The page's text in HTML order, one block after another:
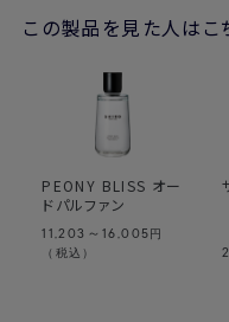
オードパルファンは、
→未開封の状態で3年
変質を防ぐため、開封
高温・多湿な場所を避
国内配送や海外輸送は
→製品のアルコール度数
この製品を見た人はこ
PEONY BLISS オー
ドパルファン
11,203～16,005 円
（税込）